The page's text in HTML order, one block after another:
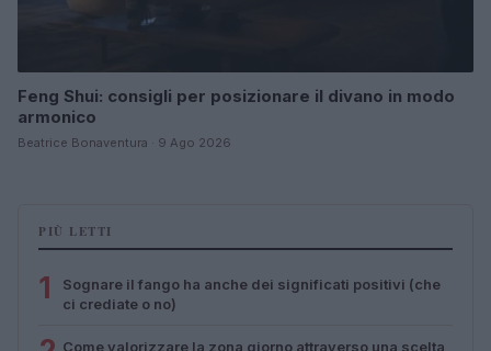
Feng Shui: consigli per posizionare il divano in modo
armonico
Beatrice Bonaventura · 9 Ago 2026
PIÙ LETTI
1
Sognare il fango ha anche dei significati positivi (che
ci crediate o no)
Come valorizzare la zona giorno attraverso una scelta